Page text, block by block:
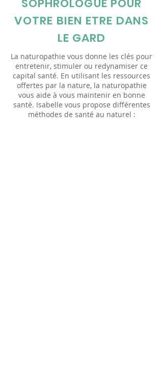
SOPHROLOGUE POUR
VOTRE BIEN ETRE DANS
LE GARD
La naturopathie vous donne les clés pour
entretenir, stimuler ou redynamiser ce
capital santé. En utilisant les ressources
offertes par la nature, la naturopathie
vous aide à vous maintenir en bonne
santé. Isabelle vous propose différentes
méthodes de santé au naturel :